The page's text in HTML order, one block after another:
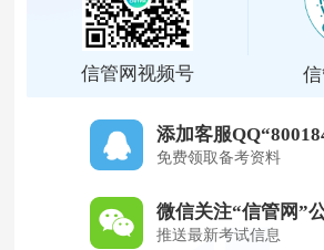
信管网视频号
添加客服
免费领取备考资料
微信关注“信管网”
推送最新考试信息